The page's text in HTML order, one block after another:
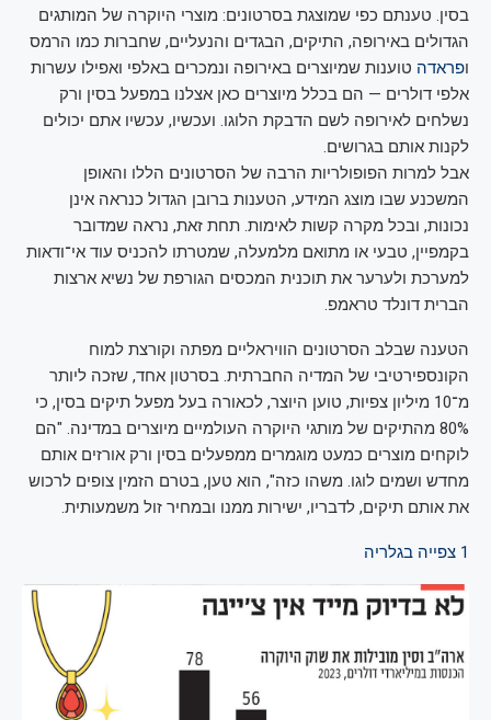
בסין. טענתם כפי שמוצגת בסרטונים: מוצרי היוקרה של המותגים
הגדולים באירופה, התיקים, הבגדים והנעליים, שחברות כמו הרמס
ופראדה טוענות שמיוצרים באירופה ונמכרים באלפי ואפילו עשרות
אלפי דולרים — הם בכלל מיוצרים כאן אצלנו במפעל בסין ורק
נשלחים לאירופה לשם הדבקת הלוגו. ועכשיו, עכשיו אתם יכולים
לקנות אותם בגרושים.
אבל למרות הפופולריות הרבה של הסרטונים הללו והאופן
המשכנע שבו מוצג המידע, הטענות ברובן הגדול כנראה אינן
נכונות, ובכל מקרה קשות לאימות. תחת זאת, נראה שמדובר
בקמפיין, טבעי או מתואם מלמעלה, שמטרתו להכניס עוד אי־ודאות
למערכת ולערער את תוכנית המכסים הגורפת של נשיא ארצות
הברית דונלד טראמפ.
הטענה שבלב הסרטונים הוויראליים מפתה וקורצת למוח
הקונספירטיבי של המדיה החברתית. בסרטון אחד, שזכה ליותר
מ־10 מיליון צפיות, טוען היוצר, לכאורה בעל מפעל תיקים בסין, כי
80% מהתיקים של מותגי היוקרה העולמיים מיוצרים במדינה. "הם
לוקחים מוצרים כמעט מוגמרים ממפעלים בסין ורק אורזים אותם
מחדש ושמים לוגו. משהו כזה", הוא טען, בטרם הזמין צופים לרכוש
את אותם תיקים, לדבריו, ישירות ממנו ובמחיר זול משמעותית.
1 צפייה בגלריה